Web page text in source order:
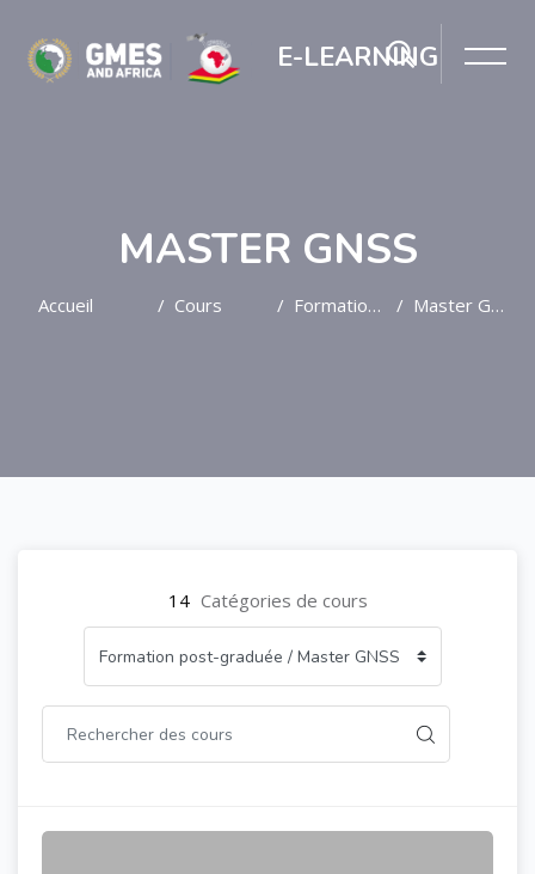
E-LEARNING
MASTER GNSS
Accueil Cours Formation Post-Graduée Master GNSS
14 Catégories de cours